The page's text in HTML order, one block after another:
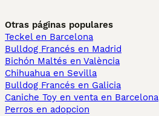
Otras páginas populares
Teckel en Barcelona
Bulldog Francés en Madrid
Bichón Maltés en València
Chihuahua en Sevilla
Bulldog Francés en Galicia
Caniche Toy en venta en Barcelona
Perros en adopcion